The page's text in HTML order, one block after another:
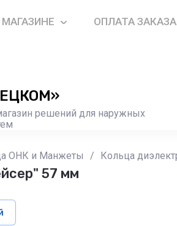
МАГАЗИНЕ ОПЛАТА ЗАКАЗА
решений для наружных
ОНК и Манжеты / Кольца
57 мм